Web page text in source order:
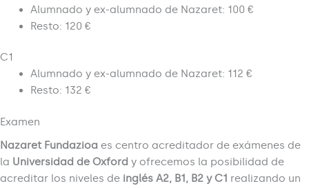
Alumnado y ex-alumnado de Nazaret: 100 €
Resto: 120 €
C1
Alumnado y ex-alumnado de Nazaret: 112 €
Resto: 132 €
Examen
Nazaret Fundazioa es centro acreditador de exámenes de
la Universidad de Oxford y ofrecemos la posibilidad de
acreditar los niveles de inglés A2, B1, B2 y C1 realizando un